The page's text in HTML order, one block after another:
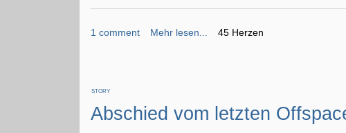
1 comment Mehr lesen... 45 Herzen
STORY
Abschied vom letzten